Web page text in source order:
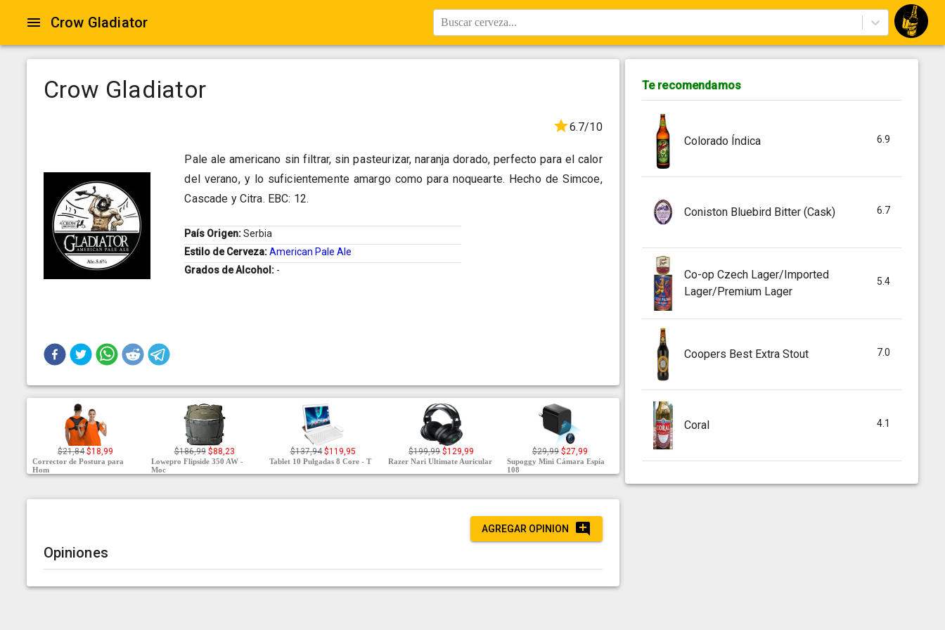
Crow Gladiator Buscar cerveza...
Crow Gladiator
6.7/10
Pale ale americano sin filtrar, sin pasteurizar, naranja dorado, perfecto para el calor
del verano, y lo suficientemente amargo como para noquearte. Hecho de Simcoe,
Cascade y Citra. EBC: 12.
País Origen:Serbia
Estilo de Cerveza:American Pale Ale
Grados de Alcohol: -
$21,84 $18,99
Corrector de Postura para
Hom
$186,99 $88,23
Lowepro Flipside 350 AW -
Moc
$137,94 $119,95
Tablet 10 Pulgadas 8 Core - T
$199,99 $129,99
Razer Nari Ultimate Auricular
$29,99 $27,99
Supoggy Mini Cámara Espía
108
AGREGAR OPINION
Opiniones
Te recomendamos
Colorado Índica 6.9
Coniston Bluebird Bitter (Cask) 6.7
Co-op Czech Lager/Imported
Lager/Premium Lager
5.4
Coopers Best Extra Stout 7.0
Coral 4.1